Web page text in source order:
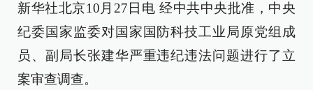
新华社北京10月27日电 经中共中央批准，中央
纪委国家监委对国家国防科技工业局原党组成
员、副局长张建华严重违纪违法问题进行了立
案审查调查。